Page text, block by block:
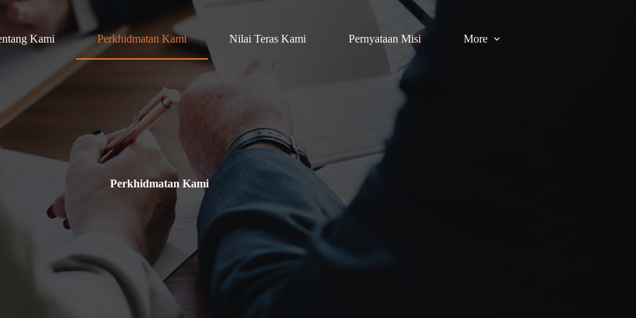
Kami Perkhidmatan Kami Nilai Teras Kami Pernyataan Misi More
Perkhidmatan Kami